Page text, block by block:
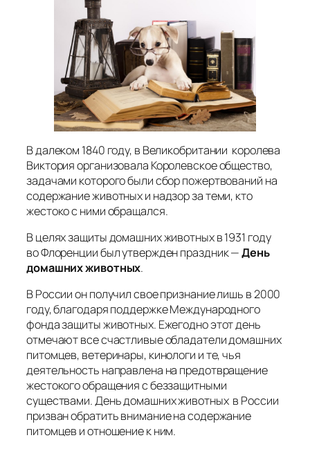
В далеком 1840 году, в Великобритании королева
Виктория организовала Королевское общество,
задачами которого были сбор пожертвований на
содержание животных и надзор за теми, кто
жестоко с ними обращался.
В целях защиты домашних животных в 1931 году
во Флоренции был утвержден праздник —День
домашних животных.
В России он получил свое признание лишь в 2000
году, благодаря поддержке Международного
фонда защиты животных. Ежегодно этот день
отмечают все счастливые обладатели домашних
питомцев, ветеринары, кинологи и те, чья
деятельность направлена на предотвращение
жестокого обращения с беззащитными
существами.День домашних животных в России
призван обратить внимание на содержание
питомцев и отношение к ним.